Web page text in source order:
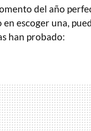
del año
en escoger una,
han probado: